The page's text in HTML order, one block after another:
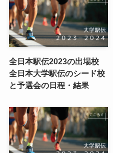
全日本駅伝2023の出場校
全日本大学駅伝のシード校
と予選会の日程・結果